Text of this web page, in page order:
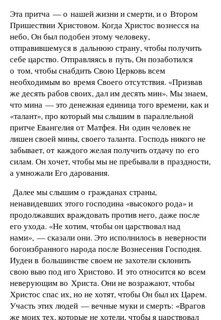
Эта притча — о нашей жизни и смерти, и о Втором
Пришествии Христовом. Когда Христос вознесся на
небо, Он был подобен этому человеку,
отправившемуся в дальнюю страну, чтобы получить
себе царство. Отправляясь в путь, Он позаботился
о том, чтобы снабдить Свою Церковь всем
необходимым во время Своего отсутствия. «Призвав
же десять рабов своих, дал им десять мин». Мы знаем,
что мина — это денежная единица того времени, как и
«талант», про который мы слышим в параллельной
притче Евангелия от Матфея. Ни один человек не
лишен своей мины, своего таланта. Господь никого не
забывает, от каждого желая получить отдачу по его
силам. Он хочет, чтобы мы не пребывали в праздности,
а умножали Его дарования.
Далее мы слышим о гражданах страны,
ненавидевших этого господина «высокого рода» и
продолжавших враждовать против него, даже после
его ухода. «Не хотим, чтобы он царствовал над
нами», — сказали они. Это исполнилось в неверности
богоизбранного народа после Вознесения Господня.
Иудеи в большинстве своем не захотели склонить
свою выю под иго Христово. И это относится ко всем
неверующим во Христа. Они не возражают, чтобы
Христос спас их, но не хотят, чтобы Он был их Царем.
Участь этих людей — вечные муки и смерть: «Врагов
же моих тех, которые не хотели, чтобы я царствовал